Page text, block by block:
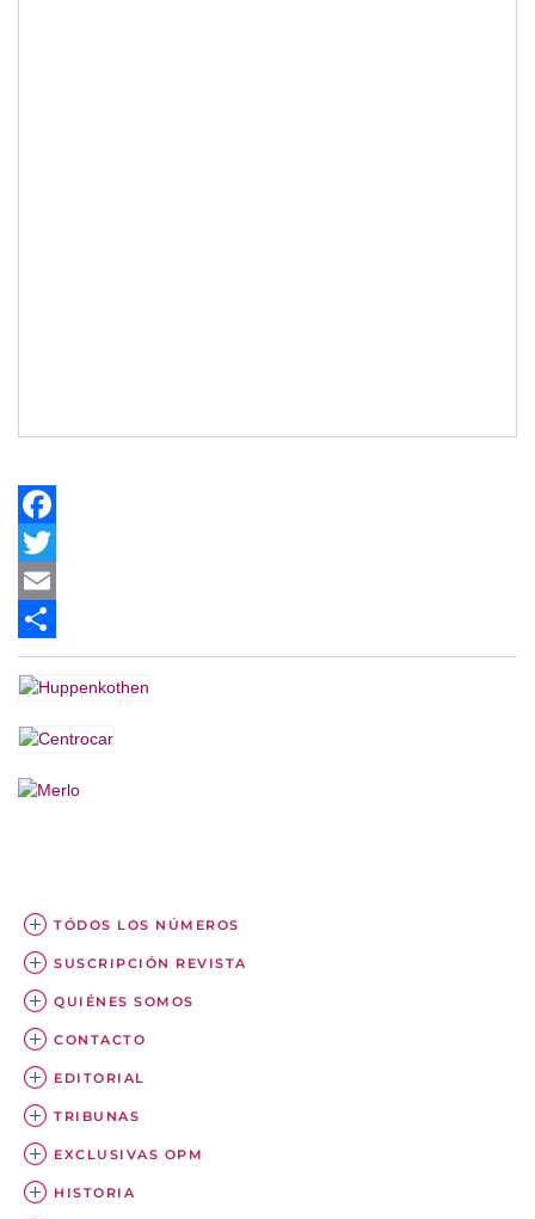
Facebook
Twitter
Email
Share
TÓDOS LOS NÚMEROS
SUSCRIPCIÓN REVISTA
QUIÉNES SOMOS
CONTACTO
EDITORIAL
TRIBUNAS
EXCLUSIVAS OPM
HISTORIA